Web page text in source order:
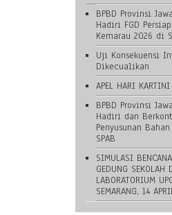
BPBD Provinsi
Hadiri FGD
Kemarau 2026 di
Uji Konsekuensi
Dikecualikan
APEL HARI KARTINI
BPBD Provinsi
Hadiri dan
Penyusunan
SPAB
SIMULASI
GEDUNG SEKOLAH
LABORATORIUM
SEMARANG, 14